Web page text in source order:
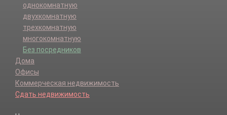
однокомнатную
двухкомнатную
трехкомнатную
многокомнатную
Без посредников
Дома
Офисы
Коммерческая недвижимость
Сдать недвижимость